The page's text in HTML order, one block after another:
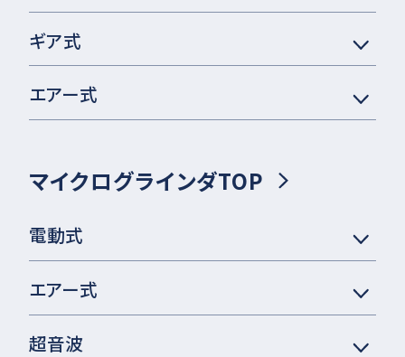
ギア式
エアー式
マイクログラインダTOP
電動式
エアー式
超音波